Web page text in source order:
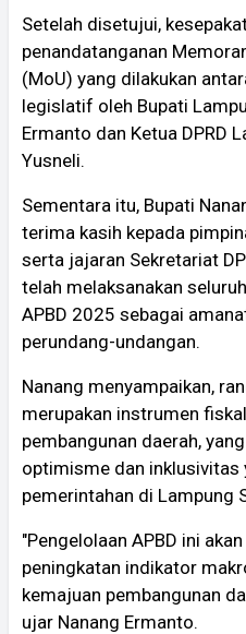
Setelah disetujui,
penandatanganan
(MoU) yang dilakukan
legislatif oleh Bupati
Ermanto dan Ketua DPRD
Yusneli.
Sementara itu, Bupati
terima kasih kepada
serta jajaran Sekretariat
telah melaksanakan
APBD 2025 sebagai
perundang-undangan.
Nanang menyampaikan,
merupakan instrumen
pembangunan daerah,
optimisme dan
pemerintahan di Lampung
"Pengelolaan APBD ini
peningkatan indikator
kemajuan pembangunan
ujar Nanang Ermanto.